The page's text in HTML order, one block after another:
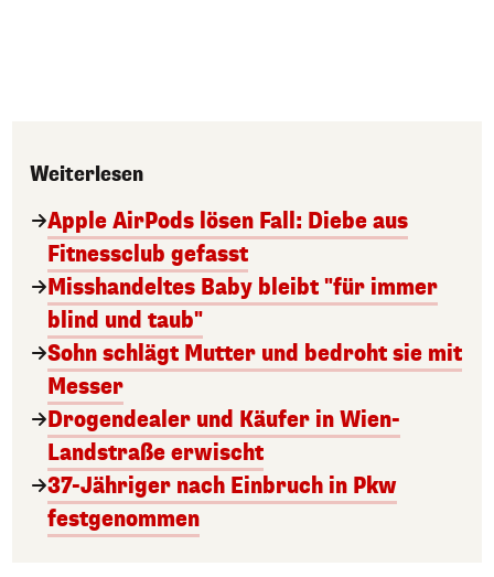
Weiterlesen
Apple AirPods lösen Fall: Diebe aus
Fitnessclub gefasst
Misshandeltes Baby bleibt "für immer
blind und taub"
Sohn schlägt Mutter und bedroht sie mit
Messer
Drogendealer und Käufer in Wien-
Landstraße erwischt
37-Jähriger nach Einbruch in Pkw
festgenommen